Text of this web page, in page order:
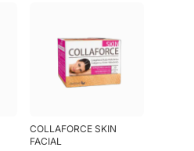
COLLAFORCE SKIN
FACIAL